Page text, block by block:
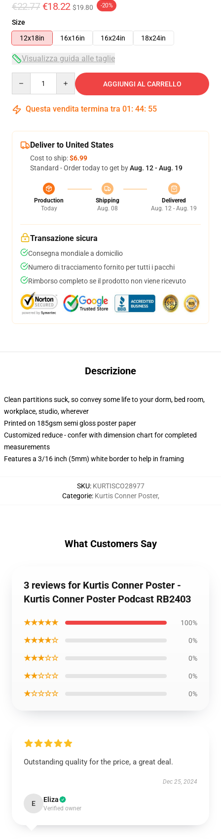
€22.77 €18.22 $19.80 -20%
Size
12x18in
16x16in 16x24in 18x24in
Visualizza guida alle taglie
AGGIUNGI AL CARRELLO
Questa vendita termina tra 01 : 44: 54
Deliver to United States
Cost to ship:$6.99
Standard - Order today to get byAug. 12 - Aug. 19
Production
Today
Shipping
Aug. 08
Delivered
Aug. 12 - Aug. 19
Transazione sicura
Consegna mondiale a domicilio
Numero di tracciamento fornito per tutti i pacchi
Rimborso completo se il prodotto non viene ricevuto
Descrizione
Clean partitions suck, so convey some life to your dorm, bed room,
workplace, studio, wherever
Printed on 185gsm semi gloss poster paper
Customized reduce - confer with dimension chart for completed
measurements
Features a 3/16 inch (5mm) white border to help in framing
SKU: KURTISCO28977
Categorie: Kurtis Conner Poster,
What Customers Say
3 reviews for Kurtis Conner Poster -
Kurtis Conner Poster Podcast RB2403
★★★★★ 100%
★★★★☆ 0%
★★★☆☆ 0%
★★☆☆☆ 0%
★☆☆☆☆ 0%
Outstanding quality for the price, a great deal.
Dec 25, 2024
E Eliza
Verified owner